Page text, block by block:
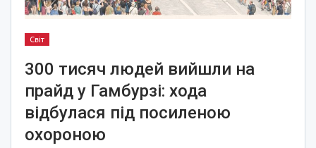
Світ
300 тисяч людей вийшли на
прайд у Гамбурзі: хода
відбулася під посиленою
охороною